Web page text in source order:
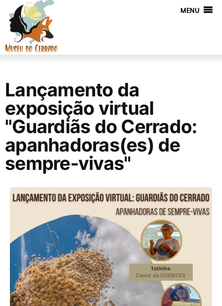
MENU
Lançamento da
exposição virtual
"Guardiãs do Cerrado:
apanhadoras(es) de
sempre-vivas"